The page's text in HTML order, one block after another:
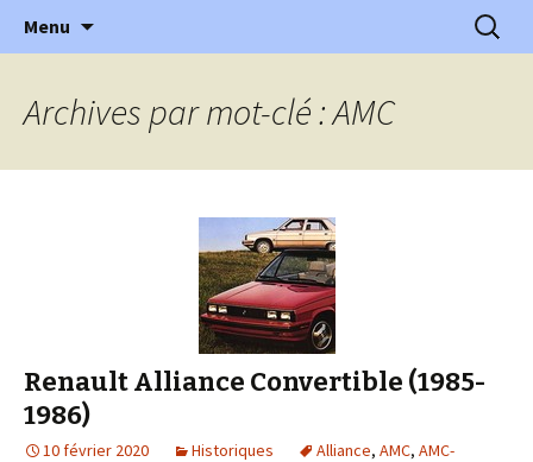
l'Automobile Ancienne
l'automobile ancienne : articles, historiques
…
Menu
Archives par mot-clé : AMC
Renault Alliance Convertible (1985-
1986)
10 février 2020 Historiques Alliance, AMC, AMC-